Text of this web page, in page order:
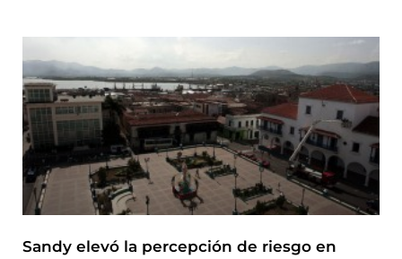
Sandy elevó la percepción de riesgo en